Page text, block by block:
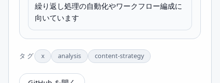
繰り返し処理の自動化やワークフロー編成に
向いています
タグ x analysis content-strategy